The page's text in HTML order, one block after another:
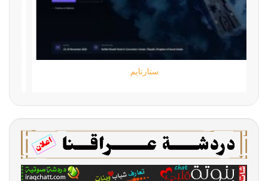
ستارتايم